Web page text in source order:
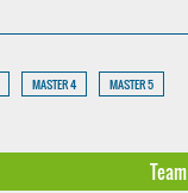
MASTER 4 MASTER 5
Team